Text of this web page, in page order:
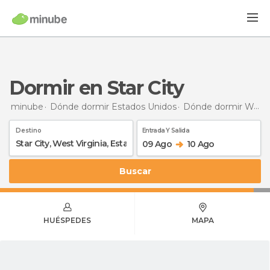
Dormir en Star City
minube Dónde dormir Estados Unidos Dónde dormir West Virginia
Destino Entrada Y Salida
09 Ago 10 Ago
Buscar
HUÉSPEDES MAPA